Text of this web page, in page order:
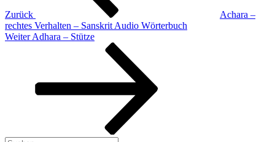
Zurück
Achara –
rechtes Verhalten – Sanskrit Audio Wörterbuch
Nächster
Weiter Adhara – Stütze